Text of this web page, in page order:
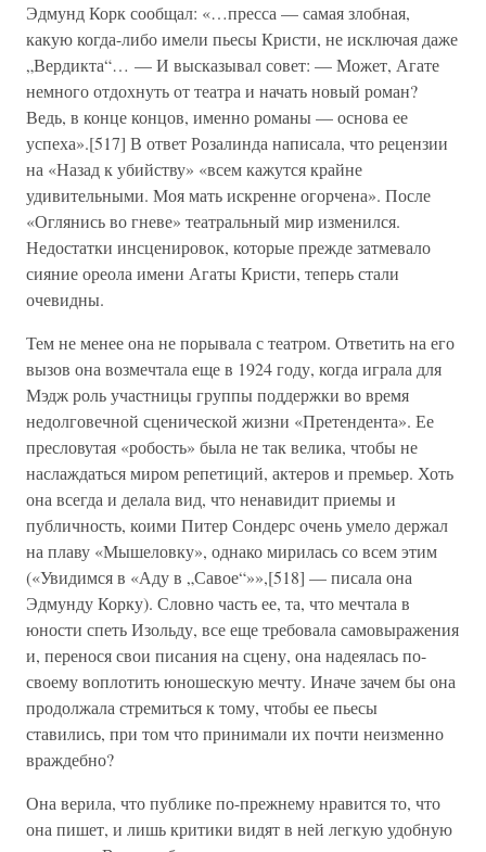
Эдмунд Корк сообщал: «…пресса — самая злобная,
какую когда-либо имели пьесы Кристи, не исключая даже
„Вердикта“… — И высказывал совет: — Может, Агате
немного отдохнуть от театра и начать новый роман?
Ведь, в конце концов, именно романы — основа ее
успеха».[517] В ответ Розалинда написала, что рецензии
на «Назад к убийству» «всем кажутся крайне
удивительными. Моя мать искренне огорчена». После
«Оглянись во гневе» театральный мир изменился.
Недостатки инсценировок, которые прежде затмевало
сияние ореола имени Агаты Кристи, теперь стали
очевидны.
Тем не менее она не порывала с театром. Ответить на его
вызов она возмечтала еще в 1924 году, когда играла для
Мэдж роль участницы группы поддержки во время
недолговечной сценической жизни «Претендента». Ее
пресловутая «робость» была не так велика, чтобы не
наслаждаться миром репетиций, актеров и премьер. Хоть
она всегда и делала вид, что ненавидит приемы и
публичность, коими Питер Сондерс очень умело держал
на плаву «Мышеловку», однако мирилась со всем этим
(«Увидимся в «Аду в „Савое“»»,[518] — писала она
Эдмунду Корку). Словно часть ее, та, что мечтала в
юности спеть Изольду, все еще требовала самовыражения
и, перенося свои писания на сцену, она надеялась по-
своему воплотить юношескую мечту. Иначе зачем бы она
продолжала стремиться к тому, чтобы ее пьесы
ставились, при том что принимали их почти неизменно
враждебно?
Она верила, что публике по-прежнему нравится то, что
она пишет, и лишь критики видят в ней легкую удобную